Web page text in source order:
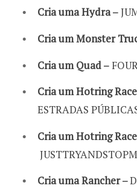
Cria uma Hydra –
Cria um Monster
Cria um Quad –
Cria um Hotring
ESTRADAS
Cria um Hotring
Cria uma Rancher –